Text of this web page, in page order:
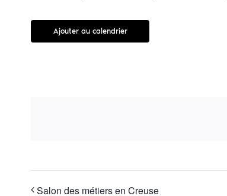
Ajouter au calendrier
Salon des métiers en Creuse